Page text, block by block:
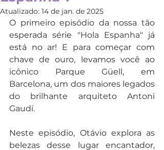
Atualizado: 14 de jan. de 2025
O primeiro episódio da nossa tão
esperada série "Hola Espanha" já
está no ar! E para começar com
chave de ouro, levamos você ao
icônico Parque Güell, em
Barcelona, um dos maiores legados
do brilhante arquiteto Antoni
Gaudí.
Neste episódio, Otávio explora as
belezas desse lugar encantador,